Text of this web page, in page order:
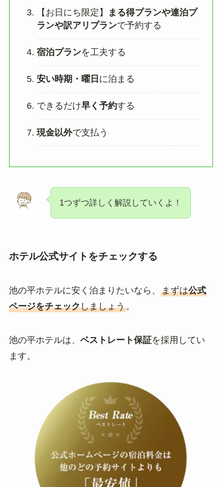
【お日にち限定】
まる得プランや連泊プ
ランや訳アリプランで予約する
宿泊プランを工夫する
安い時期・曜日 に泊まる
できるだけ早く予約する
現金以外で支払う
1つずつ詳しく解説していくよ！
ホテル公式サイトをチェックする
池の平ホテルに安く泊まりたいなら、 まずは公式
ページをチェックしましょう。
池の平ホテルは、 ベストレート保証を採用してい
ます。